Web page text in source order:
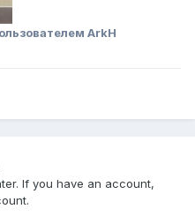
ArkH
If you have an account,